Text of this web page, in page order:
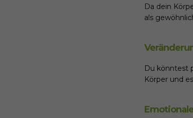
Da dein
als
Du könntest
Körper und